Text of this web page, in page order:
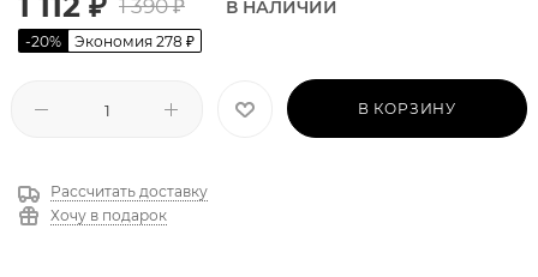
1 390₽
-20% Экономия 278 ₽
В НАЛИЧИИ
В КОРЗИНУ
Рассчитать доставку
Хочу в подарок